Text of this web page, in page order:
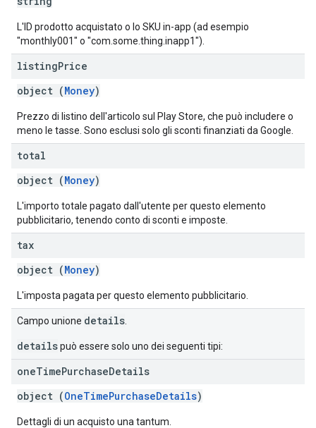
L'ID prodotto acquistato o lo SKU in-app (ad esempio
"monthly001" o "com.some.thing.inapp1").
listingPrice
object (Money)
Prezzo di listino dell'articolo sul Play Store, che può includere o
meno le tasse. Sono esclusi solo gli sconti finanziati da Google.
total
object (Money)
L'importo totale pagato dall'utente per questo elemento
pubblicitario, tenendo conto di sconti e imposte.
tax
object (Money)
L'imposta pagata per questo elemento pubblicitario.
Campo unione details
detailspuò essere solo uno dei seguenti tipi:
oneTimePurchaseDetails
object (OneTimePurchaseDetails)
Dettagli di un acquisto una tantum.